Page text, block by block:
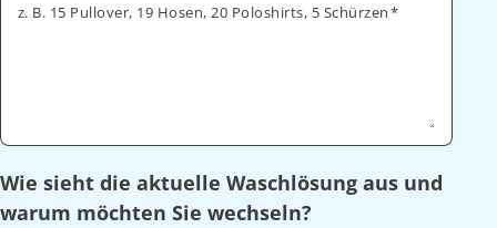
z. B. 15 Pullover, 19 Hosen, 20 Poloshirts, 5 Schürzen
Wie sieht die aktuelle Waschlösung aus und
warum möchten Sie wechseln?